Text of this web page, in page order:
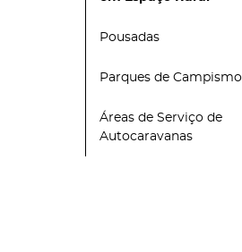
Pousadas
Parques de Campismo
Áreas de Serviço de
Autocaravanas